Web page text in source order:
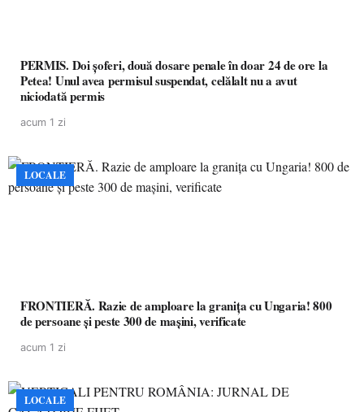
PERMIS. Doi șoferi, două dosare penale în doar 24 de ore la
Petea! Unul avea permisul suspendat, celălalt nu a avut
niciodată permis
acum 1 zi
LOCALE
FRONTIERĂ. Razie de amploare la granița cu Ungaria! 800
de persoane și peste 300 de mașini, verificate
acum 1 zi
LOCALE